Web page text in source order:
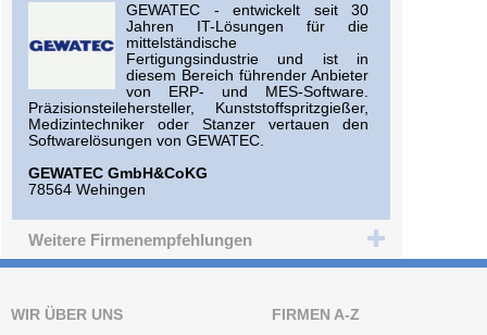
GEWATEC - entwickelt seit 30
Jahren IT-Lösungen für die
mittelständische
Fertigungsindustrie und ist in
diesem Bereich führender Anbieter
von ERP- und MES-Software.
Präzisionsteilehersteller, Kunststoffspritzgießer,
Medizintechniker oder Stanzer vertauen den
Softwarelösungen von GEWATEC.
GEWATEC GmbH&CoKG
78564 Wehingen
Weitere Firmenempfehlungen
WIR ÜBER UNS FIRMEN A-Z